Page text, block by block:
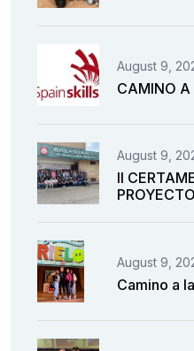
August 9,
CAMINO A
August 9,
II
August 9,
Camino a